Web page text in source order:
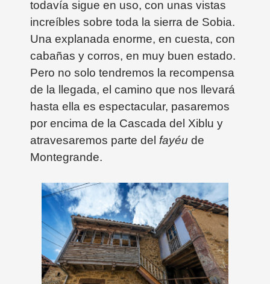
todavía sigue en uso, con unas vistas
increíbles sobre toda la sierra de Sobia.
Una explanada enorme, en cuesta, con
cabañas y corros, en muy buen estado.
Pero no solo tendremos la recompensa
de la llegada, el camino que nos llevará
hasta ella es espectacular, pasaremos
por encima de la Cascada del Xiblu y
atravesaremos parte del fayéu de
Montegrande.